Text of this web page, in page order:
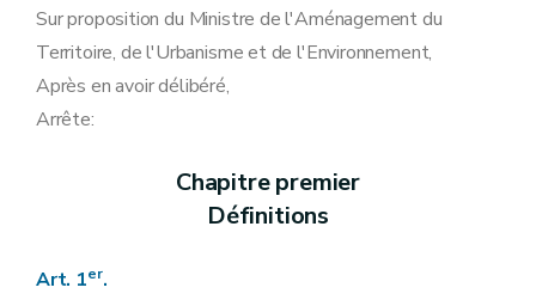
Art. 153
Art. 154
Art. 155
Art. 156
Art. 160
Sur proposition du Ministre de l'Aménagement du
Territoire, de l'Urbanisme et de l'Environnement,
Après en avoir délibéré,
Arrête:
Chapitre premier
Définitions
Art. 1er.